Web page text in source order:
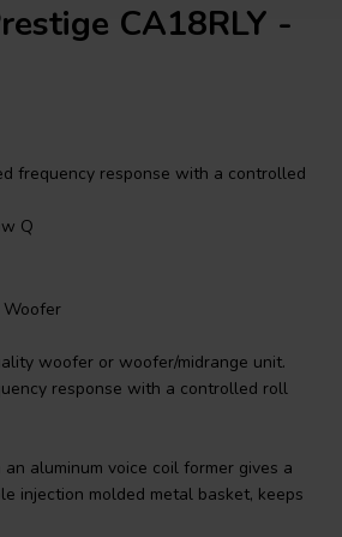
CA18RLY -
frequency response with a controlled
Q
Woofer
woofer or woofer/midrange unit.
response with a controlled roll
aluminum voice coil former gives a
injection molded metal basket, keeps